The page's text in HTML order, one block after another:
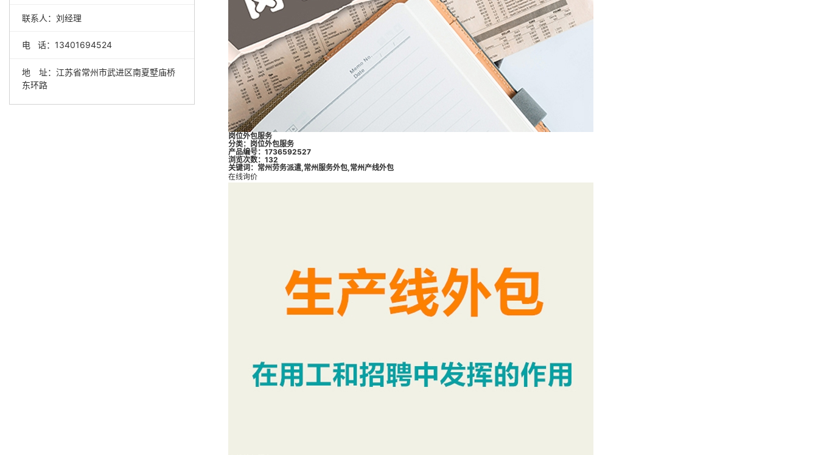
联系人：刘经理
电 话： 13401694524
地 址： 江苏省常州市武进区南夏墅庙桥
东环路
岗位外包服务
分类： 岗位外包服务
产品编号：1736592527
浏览次数：132
关键词： 常州劳务派遣,常州服务外包,常州产线外包
在线询价